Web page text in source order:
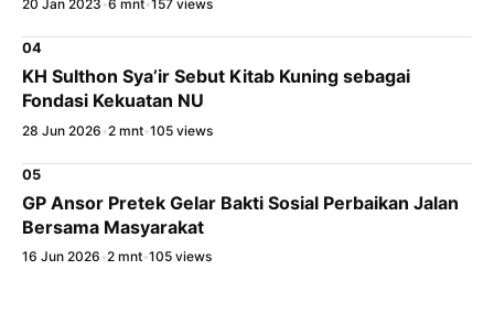
20 Jan 2023 •6 mnt•157 views
04
KH Sulthon Sya’ir Sebut Kitab Kuning sebagai
Fondasi Kekuatan NU
28 Jun 2026 •2 mnt•105 views
05
GP Ansor Pretek Gelar Bakti Sosial Perbaikan Jalan
Bersama Masyarakat
16 Jun 2026 •2 mnt•105 views